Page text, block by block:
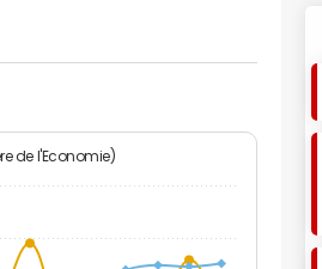
de l'Economie)